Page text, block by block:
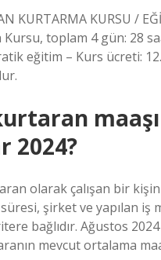
KURTARMA KURSU /
toplam 4 gün: 28
eğitim – Kurs ücreti:
2024?
olarak çalışan bir
şirket ve yapılan iş
bağlıdır. Ağustos
mevcut ortalama